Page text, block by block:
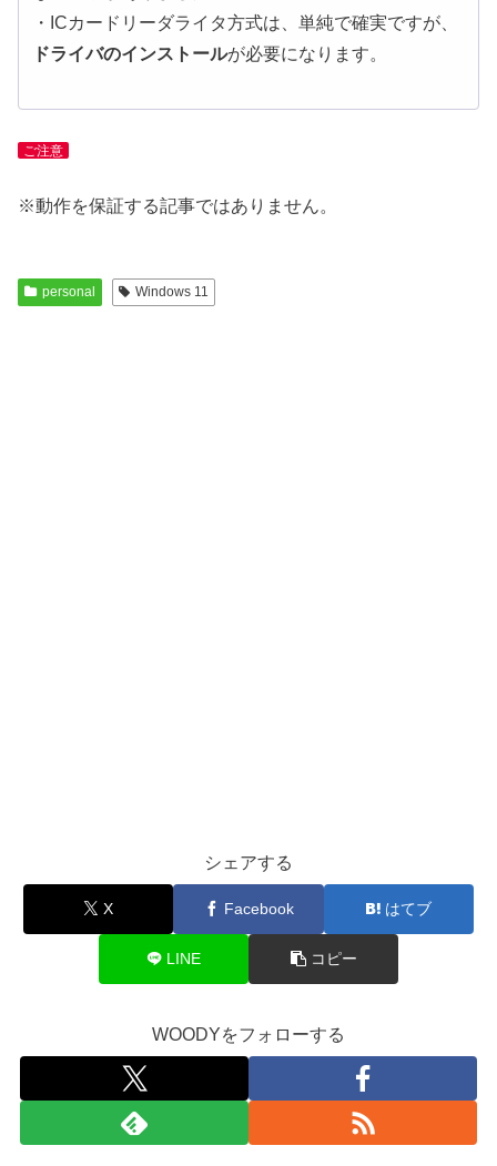
・ICカードリーダライタ方式は、単純で確実ですが、
ドライバのインストールが必要になります。
ご注意
※動作を保証する記事ではありません。
personal Windows 11
シェアする
X Facebook はてブ
LINE コピー
WOODYをフォローする